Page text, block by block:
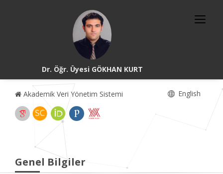
Dr. Öğr. Üyesi GÖKHAN KURT
Akademik Veri Yönetim Sistemi English
Genel Bilgiler